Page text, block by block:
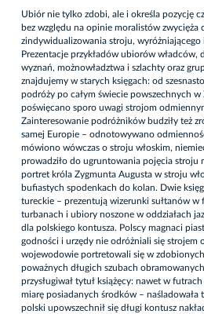
Ubiór nie tylko zdobi, ale i określa pozycję
bez względu na opinie moralistów zwycięża
zindywidualizowania stroju, wyróżniającego
Prezentacje przykładów ubiorów władców,
wyznań, możnowładztwa i szlachty oraz
znajdujemy w starych księgach: od
podróży po całym świecie powszechnych w
poświęcano sporo uwagi strojom
Zainteresowanie podróżników budziły też
samej Europie – odnotowywano
mówiono wówczas o stroju włoskim,
prowadziło do ugruntowania pojęcia stroju
portret króla Zygmunta Augusta w stroju
bufiastych spodenkach do kolan. Dwie
tureckie – prezentują wizerunki sułtanów w
turbanach i ubiory noszone w oddziałach
dla polskiego kontusza. Polscy magnaci
godności i urzędy nie odróżniali się strojem
wojewodowie portretowali się w
poważnych długich szubach
przysługiwał tytuł książęcy: nawet w
miarę posiadanych środków – naśladowała
polski upowszechnił się długi kontusz